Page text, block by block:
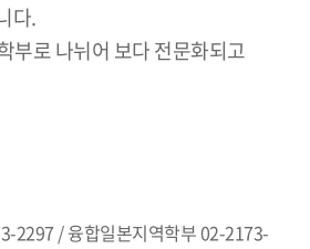
다.
부로 나뉘어 보다 전문화되고
2297 / 융합일본지역학부 02-2173-